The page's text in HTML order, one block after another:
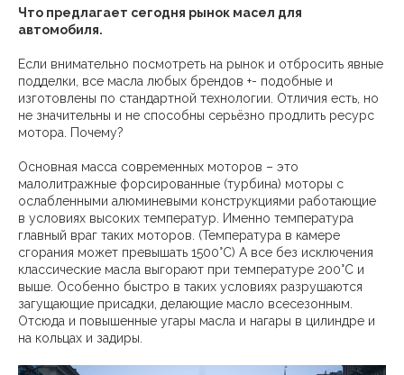
Что предлагает сегодня рынок масел для
автомобиля.
Если внимательно посмотреть на рынок и отбросить явные
подделки, все масла любых брендов +- подобные и
изготовлены по стандартной технологии. Отличия есть, но
не значительны и не способны серьёзно продлить ресурс
мотора. Почему?
Основная масса современных моторов – это
малолитражные форсированные (турбина) моторы с
ослабленными алюминевыми конструкциями работающие
в условиях высоких температур. Именно температура
главный враг таких моторов. (Температура в камере
сгорания может превышать 1500°C) А все без исключения
классические масла выгорают при температуре 200°C и
выше. Особенно быстро в таких условиях разрушаются
загущающие присадки, делающие масло всесезонным.
Отсюда и повышенные угары масла и нагары в цилиндре и
на кольцах и задиры.